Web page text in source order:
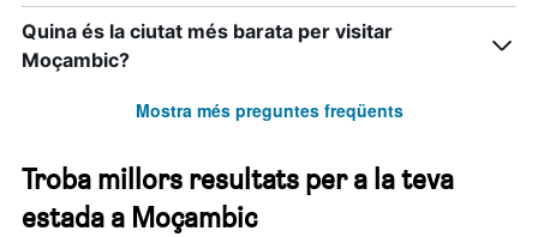
Quina és la ciutat més barata per visitar
Moçambic?
Mostra més preguntes freqüents
Troba millors resultats per a la teva
estada a Moçambic